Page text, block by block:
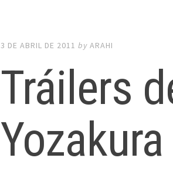
3 DE ABRIL DE 2011 byARAHI
Tráilers